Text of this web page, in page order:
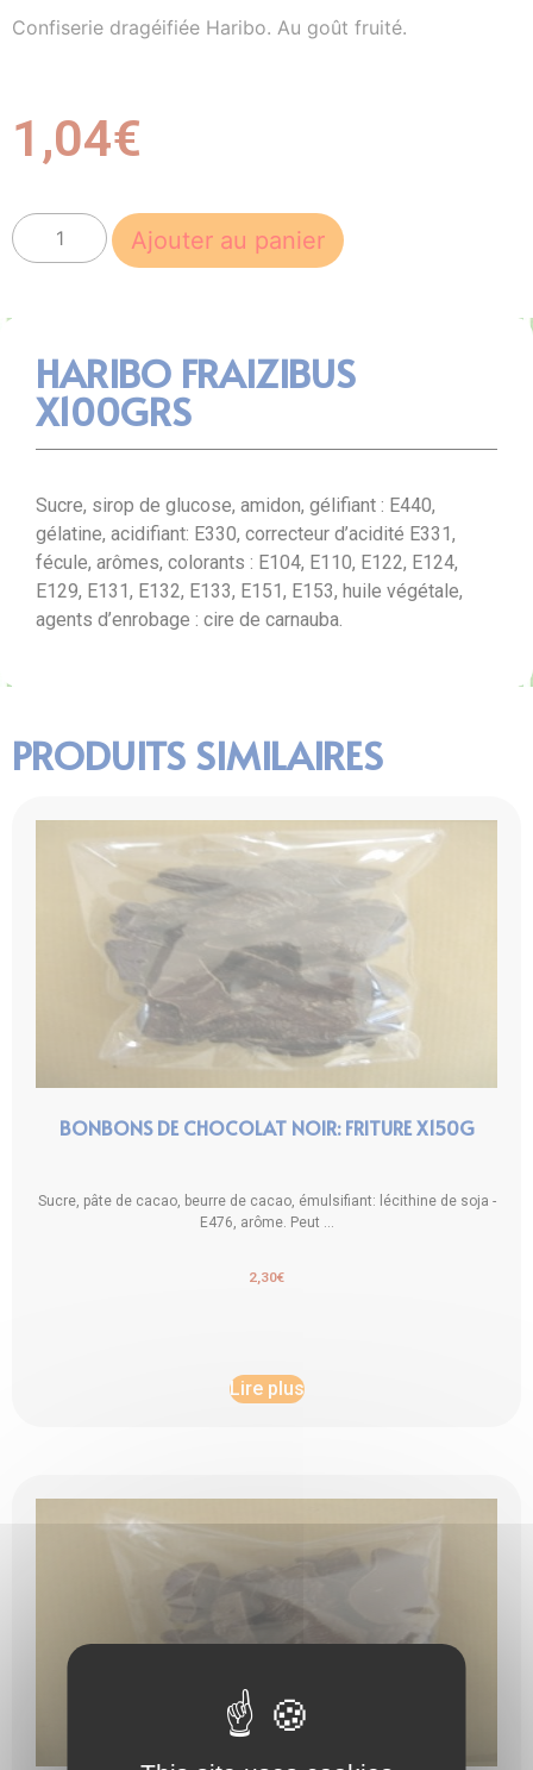
Confiserie dragéifiée Haribo. Au goût fruité.
1,04€
Ajouter au panier
HARIBO FRAIZIBUS
X100GRS
Sucre, sirop de glucose, amidon, gélifiant : E440,
gélatine, acidifiant: E330, correcteur d’acidité E331,
fécule, arômes, colorants : E104, E110, E122, E124,
E129, E131, E132, E133, E151, E153, huile végétale,
agents d’enrobage : cire de carnauba.
PRODUITS SIMILAIRES
BONBONS DE CHOCOLAT NOIR: FRITURE X150G
Sucre, pâte de cacao, beurre de cacao, émulsifiant: lécithine de soja -
E476, arôme. Peut ...
2,30€
Lire plus